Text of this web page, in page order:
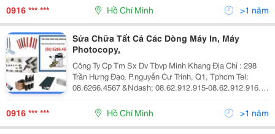
0916 *** *** Hồ Chí Minh >1 năm
Sửa Chữa Tất Cả Các Dòng Máy In, Máy
Photocopy,
Công Ty Cp Tm Sx Dv Tbvp Minh Khang Địa Chỉ : 298
Trần Hưng Đạo, P.nguyễn Cư Trinh, Q1, Tphcm Tel:
08.6266.4567 &Ndash; 08.62.912.915-08.62.912.916.
Fax: 08.39.209.309 Website: Www.minhkhangjsc.com
0916 *** *** Hồ Chí Minh >1 năm